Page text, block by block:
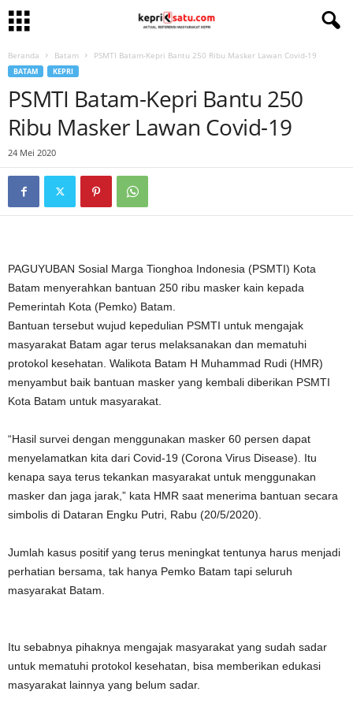
Beranda Batam PSMTI Batam-Kepri Bantu 250 Ribu Masker Lawan Covid-19
BATAM KEPRI
PSMTI Batam-Kepri Bantu 250
Ribu Masker Lawan Covid-19
24 Mei 2020
PAGUYUBAN Sosial Marga Tionghoa Indonesia (PSMTI) Kota
Batam menyerahkan bantuan 250 ribu masker kain kepada
Pemerintah Kota (Pemko) Batam.
Bantuan tersebut wujud kepedulian PSMTI untuk mengajak
masyarakat Batam agar terus melaksanakan dan mematuhi
protokol kesehatan. Walikota Batam H Muhammad Rudi (HMR)
menyambut baik bantuan masker yang kembali diberikan PSMTI
Kota Batam untuk masyarakat.
“Hasil survei dengan menggunakan masker 60 persen dapat
menyelamatkan kita dari Covid-19 (Corona Virus Disease). Itu
kenapa saya terus tekankan masyarakat untuk menggunakan
masker dan jaga jarak,” kata HMR saat menerima bantuan secara
simbolis di Dataran Engku Putri, Rabu (20/5/2020).
Jumlah kasus positif yang terus meningkat tentunya harus menjadi
perhatian bersama, tak hanya Pemko Batam tapi seluruh
masyarakat Batam.
Itu sebabnya pihaknya mengajak masyarakat yang sudah sadar
untuk mematuhi protokol kesehatan, bisa memberikan edukasi
masyarakat lainnya yang belum sadar.